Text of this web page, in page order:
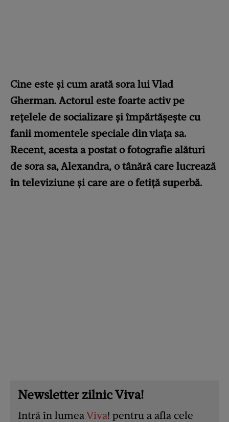
Cine este și cum arată sora lui Vlad
Gherman. Actorul este foarte activ pe
rețelele de socializare și împărtășește cu
fanii momentele speciale din viața sa.
Recent, acesta a postat o fotografie alături
de sora sa, Alexandra, o tânără care lucrează
în televiziune și care are o fetiță superbă.
Newsletter zilnic Viva!
Intră în lumeaViva! pentru a afla cele